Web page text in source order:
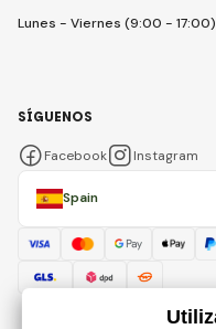
Lunes - Viernes (9:00 - 17:00)
Spain
SÍGUENOS
Facebook Instagram